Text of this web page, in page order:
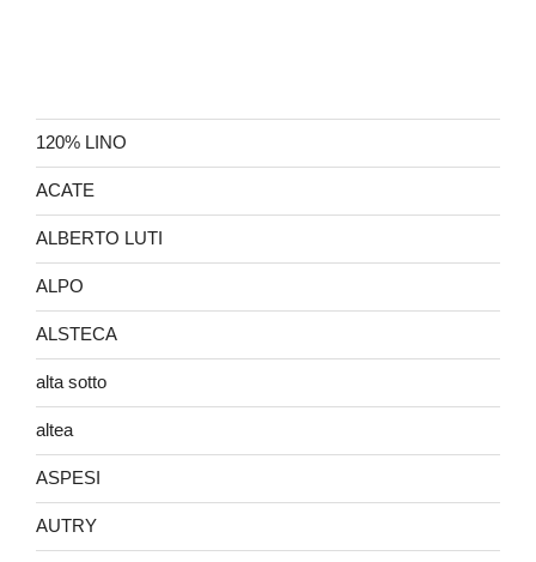
120% LINO
ACATE
ALBERTO LUTI
ALPO
ALSTECA
alta sotto
altea
ASPESI
AUTRY